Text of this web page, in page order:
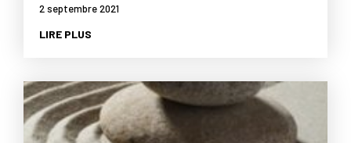
2 septembre 2021
LIRE PLUS